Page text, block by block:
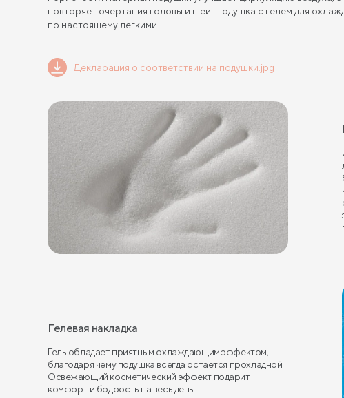
повторяет очертания головы и шеи. Подушка с гелем для
по настоящему легкими.
Декларация о соответствии на подушки.jpg
Гелевая накладка
Гель обладает приятным охлаждающим эффектом,
благодаря чему подушка всегда остается прохладной.
Освежающий косметический эффект подарит
комфорт и бодрость на весь день.